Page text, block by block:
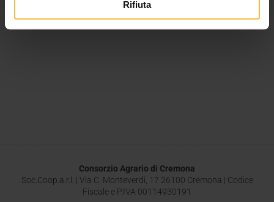
Rifiuta
Consorzio Agrario di Cremona
Soc.Coop.a.r.l. | Via C. Monteverdi, 17 26100 Cremona | Codice
Fiscale e P.IVA 00114930191